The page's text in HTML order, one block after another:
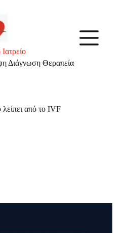
Διάγνωση Θεραπεία
από το IVF